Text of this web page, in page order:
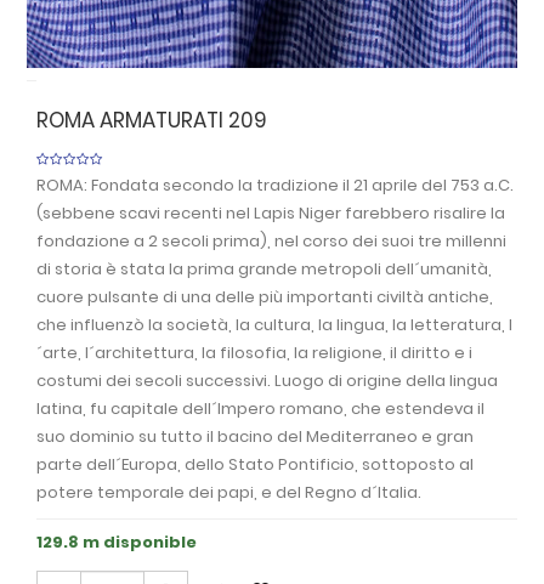
ROMA ARMATURATI 209
ROMA: Fondata secondo la tradizione il 21 aprile del 753 a.C.
(sebbene scavi recenti nel Lapis Niger farebbero risalire la
fondazione a 2 secoli prima), nel corso dei suoi tre millenni
di storia è stata la prima grande metropoli dell´umanità,
cuore pulsante di una delle più importanti civiltà antiche,
che influenzò la società, la cultura, la lingua, la letteratura, l
´arte, l´architettura, la filosofia, la religione, il diritto e i
costumi dei secoli successivi. Luogo di origine della lingua
latina, fu capitale dell´Impero romano, che estendeva il
suo dominio su tutto il bacino del Mediterraneo e gran
parte dell´Europa, dello Stato Pontificio, sottoposto al
potere temporale dei papi, e del Regno d´Italia.
129.8 m disponible